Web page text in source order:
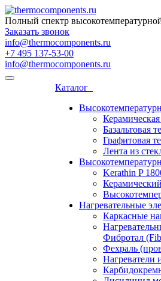
Полный спектр
Заказать звонок
info@thermocomponents.ru
+7 495 137-53-00
info@thermocomponents.ru
Каталог
Базальтовая
Графитовая
Лента из
Kerathin P
Нагревательные
Каркасные
Фибротал
Фехраль
Нагреватели